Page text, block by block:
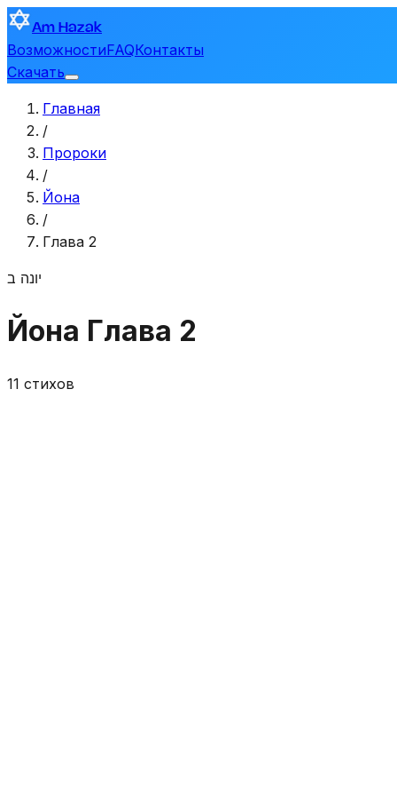
Am Hazak
ВозможностиFAQКонтакты
Скачать
Главная
/
Пророки
/
Йона
/
Глава 2
יונה ב
Йона Глава 2
11 стихов